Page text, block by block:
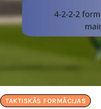
TAKTISKĀS FORMĀCIJAS